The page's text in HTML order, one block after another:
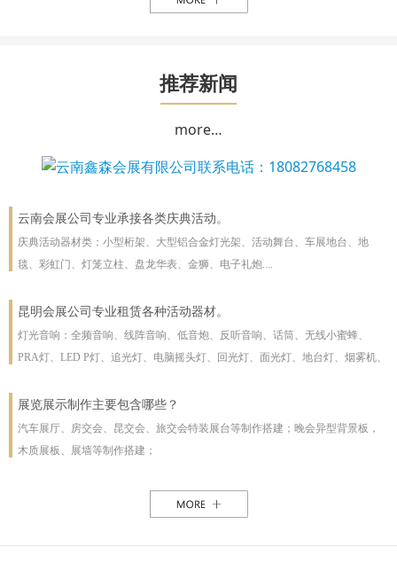
推荐新闻
more…
云南会展公司专业承接各类庆典活动。
庆典活动器材类：小型桁架、大型铝合金灯光架、活动舞台、车展地台、地
毯、彩虹门、灯笼立柱、盘龙华表、金狮、电子礼炮....
昆明会展公司专业租赁各种活动器材。
灯光音响：全频音响、线阵音响、低音炮、反听音响、话筒、无线小蜜蜂、
PRA灯、LED P灯、追光灯、电脑摇头灯、回光灯、面光灯、地台灯、烟雾机、
展览展示制作主要包含哪些？
汽车展厅、房交会、昆交会、旅交会特装展台等制作搭建；晚会异型背景板，
木质展板、展墙等制作搭建；